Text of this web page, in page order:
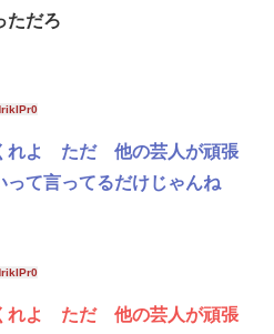
ただろ
れよ ただ 他の芸人が頑張
て言ってるだけじゃんね
れよ ただ 他の芸人が頑張